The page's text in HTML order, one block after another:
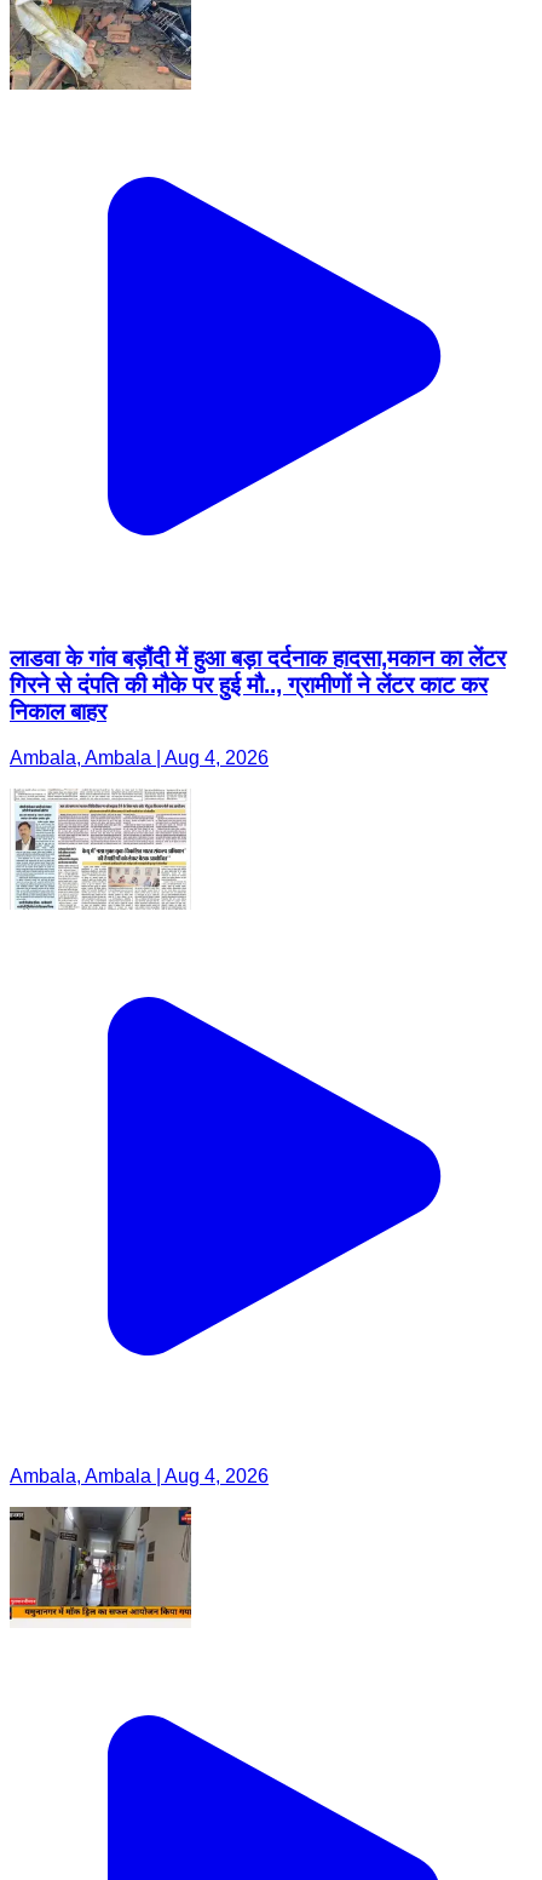
लाडवा के गांव बड़ौंदी में हुआ बड़ा दर्दनाक हादसा,मकान का लेंटर
गिरने से दंपति की मौके पर हुई मौ.., ग्रामीणों ने लेंटर काट कर
निकाल बाहर
Ambala, Ambala | Aug 4, 2026
Ambala, Ambala | Aug 4, 2026